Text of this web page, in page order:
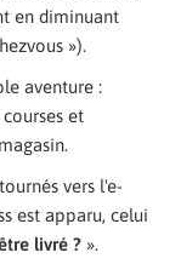
en diminuant
»).
aventure :
et
vers l'e-
est apparu, celui
livré ? ».